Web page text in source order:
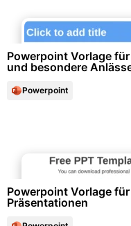
Powerpoint Vorlage
und besondere
Powerpoint
Powerpoint Vorlage
Präsentationen